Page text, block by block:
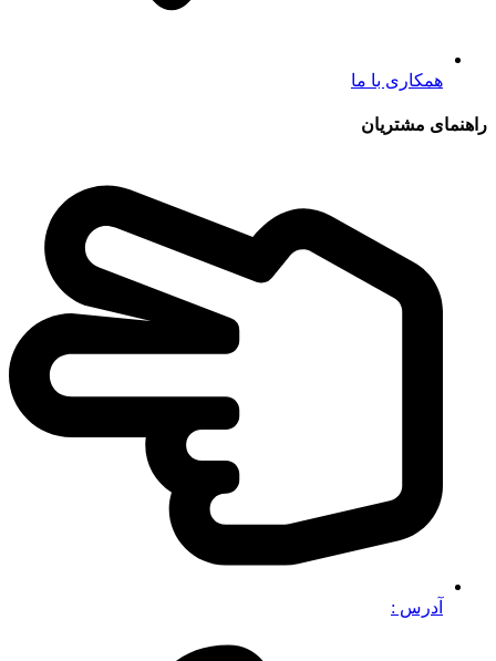
همکاری با ما
راهنمای مشتریان
آدرس :